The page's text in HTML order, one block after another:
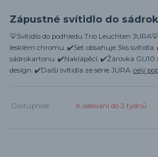
Zápustné svítidlo do
💡Svítidlo do podhledu Trio Leuchten
lesklém chromu. ✔️Set obsahuje 3ks
sádrokartonu. ✔️Naklápěcí. ✔️Žárovka GU10
design. ✔️Další svítidla ze série JURA. celý
Dostupnost K odeslání do 2 týdnů